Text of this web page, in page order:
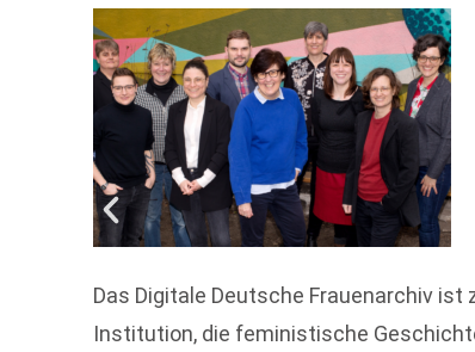
Das Digitale Deutsche Frauenarchiv
Institution, die feministische